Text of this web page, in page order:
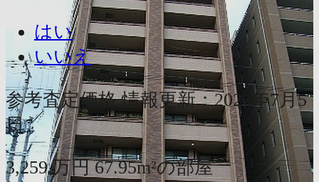
はい
いいえ
参考査定価格 情報更新：2026年7月5
日
3,259 万円 67.95m²の部屋